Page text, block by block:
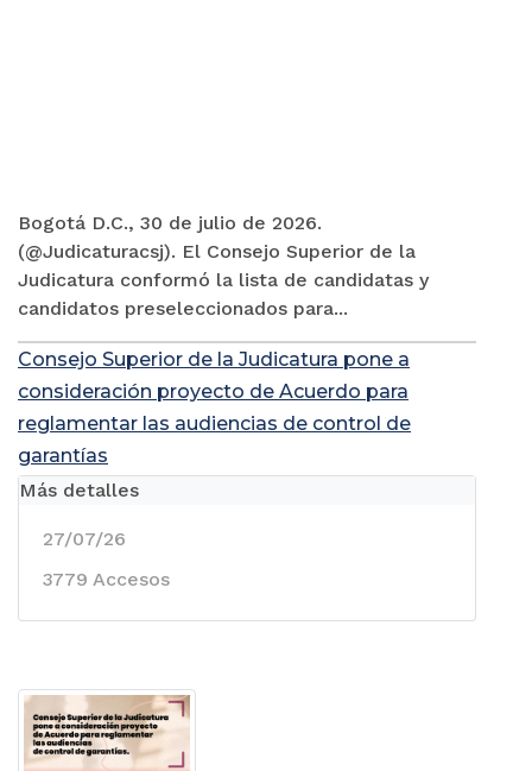
Bogotá D.C., 30 de julio de 2026.
(@Judicaturacsj). El Consejo Superior de la
Judicatura conformó la lista de candidatas y
candidatos preseleccionados para...
Consejo Superior de la Judicatura pone a
consideración proyecto de Acuerdo para
reglamentar las audiencias de control de
garantías
Más detalles
27/07/26
3779 Accesos